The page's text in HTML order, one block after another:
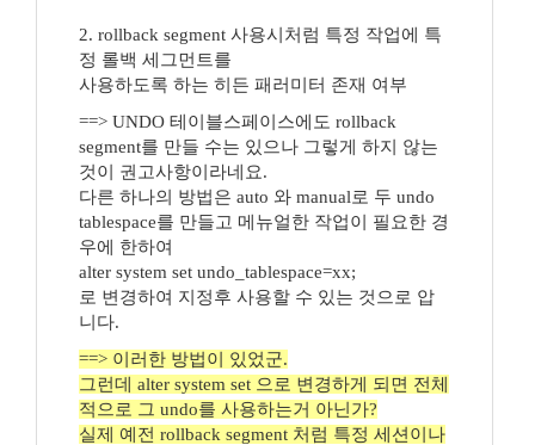
2. rollback segment 사용시처럼 특정 작업에 특
정 롤백 세그먼트를
사용하도록 하는 히든 패러미터 존재 여부
==> UNDO 테이블스페이스에도 rollback
segment를 만들 수는 있으나 그렇게 하지 않는
것이 권고사항이라네요.
다른 하나의 방법은 auto 와 manual로 두 undo
tablespace를 만들고 메뉴얼한 작업이 필요한 경
우에 한하여
alter system set undo_tablespace=xx;
로 변경하여 지정후 사용할 수 있는 것으로 압
니다.
==> 이러한 방법이 있었군.
그런데 alter system set 으로 변경하게 되면 전체
적으로 그 undo를 사용하는거 아닌가?
실제 예전 rollback segment 처럼 특정 세션이나